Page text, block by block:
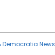
Democratia News